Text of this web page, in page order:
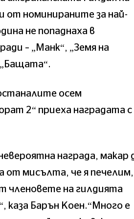
от номинираните за най-
не попаднаха в
– „Манк“, „Земя на
осем
2“ приеха наградата с
награда, макар
от мисълта, че я печелим,
членовете на гилдията
каза Барън Коен.“Много е